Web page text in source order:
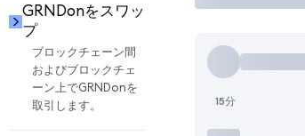
GRNDonをスワッ
プ
ブロックチェーン間
およびブロックチェ
ーン上でGRNDonを
取引します。
15分